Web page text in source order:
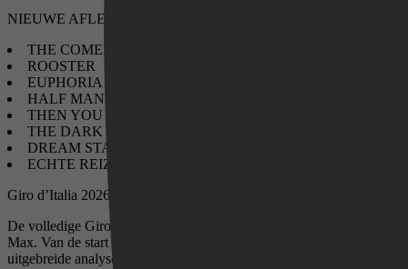
NIEUWE AFLEVERINGEN VAN
​THE COMEBACK S3
ROOSTER
​EUPHORIA S3
HALF MAN
THEN YOU RUN
THE DARK WIZARD
DREAM STAGE
​ECHTE REIZIGERSVROUWEN
Giro d’Italia 2026 – 8 t/m 31 mei
De volledige Giro d’Italia is deze maand live te volgen op HBO
Max. Van de start tot de finish kun je elke etappe bekijken, inclusief
uitgebreide analyses en studioprogramma’s. Een must voor